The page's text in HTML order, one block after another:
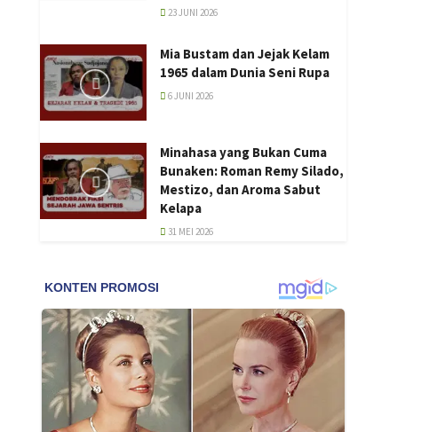
23 JUNI 2026
Mia Bustam dan Jejak Kelam
1965 dalam Dunia Seni Rupa
6 JUNI 2026
Minahasa yang Bukan Cuma
Bunaken: Roman Remy Silado,
Mestizo, dan Aroma Sabut
Kelapa
31 MEI 2026